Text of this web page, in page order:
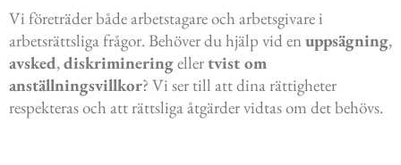
Vi företräder både arbetstagare och arbetsgivare i
arbetsrättsliga frågor. Behöver du hjälp vid enuppsägning,
avsked,diskrimineringellertvist om
anställningsvillkor? Vi ser till att dina rättigheter
respekteras och att rättsliga åtgärder vidtas om det behövs.